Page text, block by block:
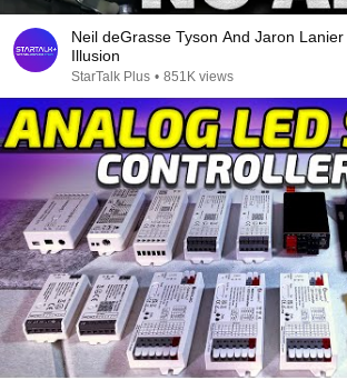
Neil deGrasse Tyson And Jaron
Illusion
StarTalk Plus • 851K views